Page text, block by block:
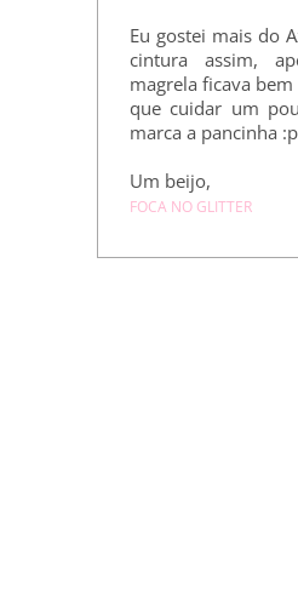
Eu gostei mais do
cintura assim,
magrela ficava
que cuidar um
marca a pancinha :p
Um beijo,
FOCA NO GLITTER